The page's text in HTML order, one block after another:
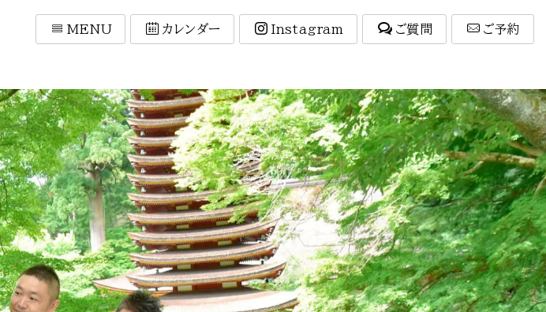
MENU カレンダー Instagram ご質問 ご予約